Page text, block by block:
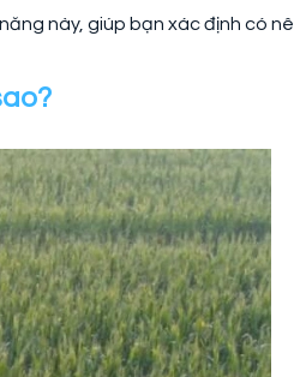
này, giúp bạn xác định có